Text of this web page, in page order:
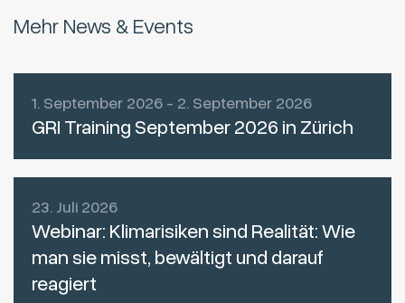
Mehr News & Events
1. September 2026 - 2. September 2026
GRI Training September 2026 in Zürich
23. Juli 2026
Webinar: Klimarisiken sind Realität: Wie
man sie misst, bewältigt und darauf
reagiert